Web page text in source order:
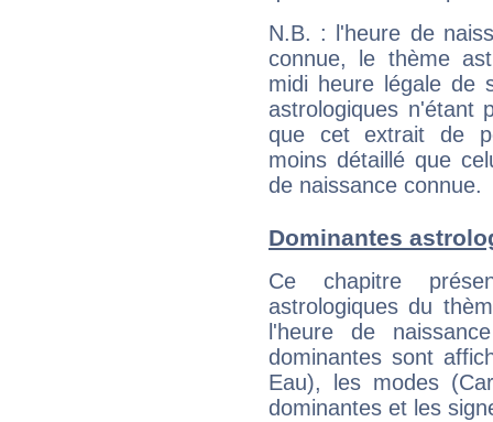
N.B. : l'heure de
connue, le thème
midi heure légale de
astrologiques n'étant
que cet extrait de
moins détaillé que
de naissance connue.
Dominantes
Ce chapitre
astrologiques du
l'heure de
dominantes sont
Eau), les modes
dominantes et les